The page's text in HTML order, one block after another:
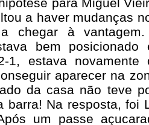
a haver mudanças
chegar à
bem
1, estava
aparecer na
da casa não teve
barra! Na resposta, foi
um passe